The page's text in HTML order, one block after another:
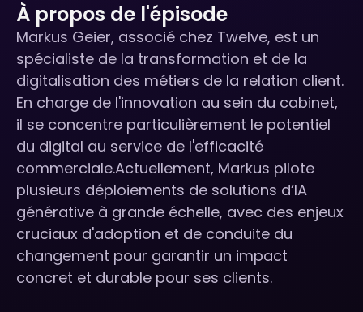
À propos de l'épisode
Markus Geier, associé chez Twelve, est un
spécialiste de la transformation et de la
digitalisation des métiers de la relation client.
En charge de l'innovation au sein du cabinet,
il se concentre particulièrement le potentiel
du digital au service de l'efficacité
commerciale.Actuellement, Markus pilote
plusieurs déploiements de solutions d’IA
générative à grande échelle, avec des enjeux
cruciaux d'adoption et de conduite du
changement pour garantir un impact
concret et durable pour ses clients.